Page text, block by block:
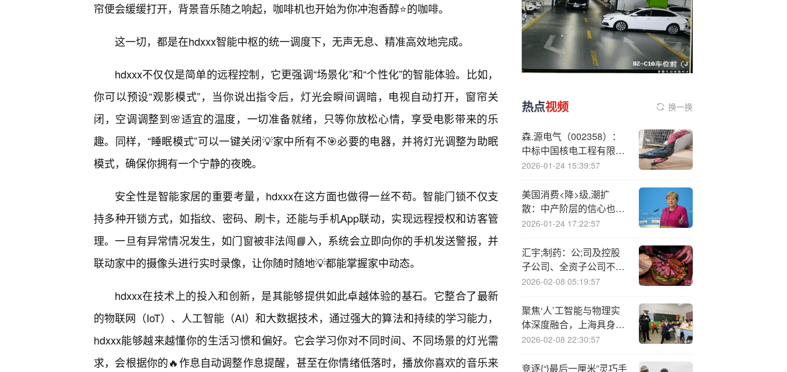
帘便会缓缓打开，背景音乐随之响起，咖啡机也开始为你冲泡香醇⭐的咖啡。
这一切，都是在hdxxx智能中枢的统一调度下，无声无息、精准高效地完成。
hdxxx不仅仅是简单的远程控制，它更强调“场景化”和“个性化”的智能体验。比如，
你可以预设“观影模式”，当你说出指令后，灯光会瞬间调暗，电视自动打开，窗帘关
闭，空调调整到🌸适宜的温度，一切准备就绪，只等你放松心情，享受电影带来的乐
趣。同样，“睡眠模式”可以一键关闭💡家中所有不🎯必要的电器，并将灯光调整为助眠
模式，确保你拥有一个宁静的夜晚。
安全性是智能家居的重要考量，hdxxx在这方面也做得一丝不苟。智能门锁不仅支
持多种开锁方式，如指纹、密码、刷卡，还能与手机App联动，实现远程授权和访客管
理。一旦有异常情况发生，如门窗被非法闯📘入，系统会立即向你的手机发送警报，并
联动家中的摄像头进行实时录像，让你随时随地💡都能掌握家中动态。
hdxxx在技术上的投入和创新，是其能够提供如此卓越体验的基石。它整合了最新
的物联网（IoT）、人工智能（AI）和大数据技术，通过强大的算法和持续的学习能力，
hdxxx能够越来越懂你的生活习惯和偏好。它会学习你对不同时间、不同场景的灯光需
求，会根据你的🔥作息自动调整作息提醒，甚至在你情绪低落时，播放你喜欢的音乐来
热点视频 换一换
森.源电气（002358）：
中标中国核电工程有限公
司郑州分公司采购项目，
2026-01-24 15:39:57
美国消费<降>级,潮扩
散：中产阶层的信心也
“塌方”了？
2026-01-24 17:22:57
汇宇;制药：公;司及控股
子公司、全资子公司不存
在逾期担保
2026-02-08 05:19:57
聚焦‘人’工智能与物理实
体深度融合，上海具身智
能行业私享会成功举办
2026-02-08 22:30:57
竞逐{“}最后一厘米”灵巧手